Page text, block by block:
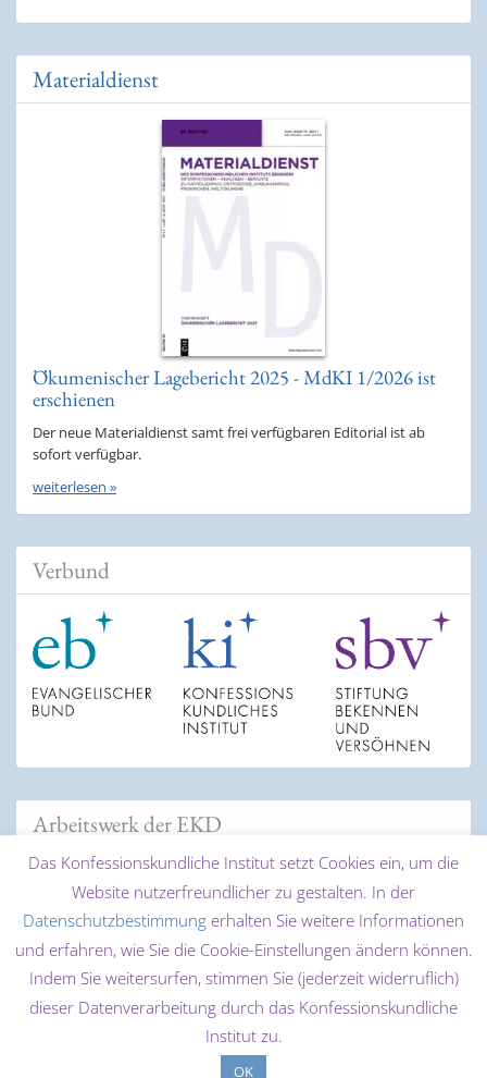
Materialdienst
Ökumenischer Lagebericht 2025 - MdKI 1/2026 ist
erschienen
Der neue Materialdienst samt frei verfügbaren Editorial ist ab
sofort verfügbar.
weiterlesen »
Verbund
Arbeitswerk der EKD
© 2026 Konfessionskundliches Institut des Evangelischen
Bundes - Thinktank für christliche Konfessionen und
Das Konfessionskundliche Institut setzt Cookies ein, um die
Website nutzerfreundlicher zu gestalten. In der
Datenschutzbestimmung erhalten Sie weitere Informationen
und erfahren, wie Sie die Cookie-Einstellungen ändern können.
Indem Sie weitersurfen, stimmen Sie (jederzeit widerruflich)
dieser Datenverarbeitung durch das Konfessionskundliche
Institut zu.
OK